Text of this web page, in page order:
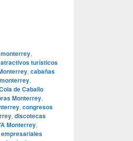
,
atractivos turísticos
, cabañas
,
de Caballo
Monterrey,
, congresos
, discotecas
Monterrey,